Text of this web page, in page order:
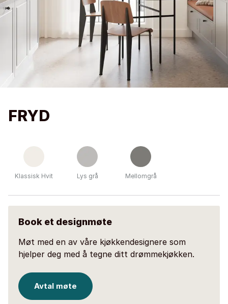
FRYD
Klassisk Hvit Lys grå Mellomgrå
Book et designmøte
Møt med en av våre kjøkkendesignere som
hjelper deg med å tegne ditt drømmekjøkken.
Avtal møte